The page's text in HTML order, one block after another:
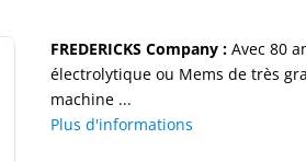
FREDERICKS Company :Avec 80
électrolytique ou Mems de très
machine ...
Plus d'informations